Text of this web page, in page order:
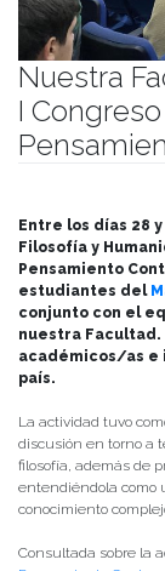
Nuestra
I
Entre los días 28
Filosofía y
Pensamiento
estudiantes del
conjunto con el
nuestra
académicos/as
país.
La actividad tuvo
discusión en torno a
filosofía, además de
entendiéndola como
conocimiento
Consultada sobre la